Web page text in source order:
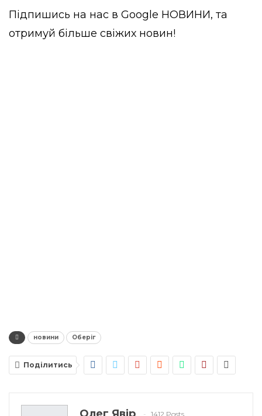
Підпишись на нас в Google НОВИНИ, та
отримуй більше свіжих новин!
новини Оберіг
Поділитись
1412 Posts